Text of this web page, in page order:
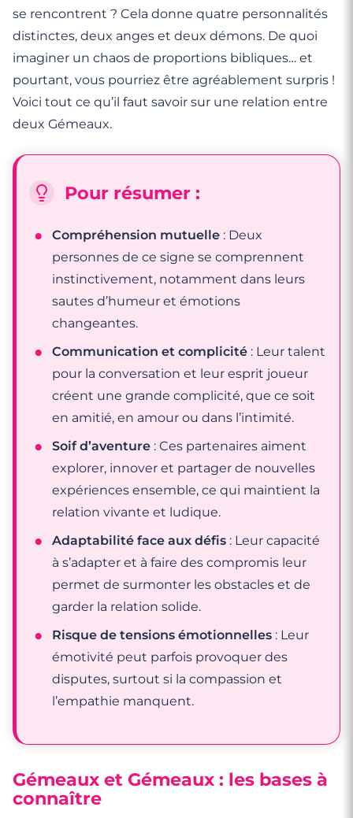
se rencontrent ? Cela donne quatre personnalités
distinctes, deux anges et deux démons. De quoi
imaginer un chaos de proportions bibliques… et
pourtant, vous pourriez être agréablement surpris !
Voici tout ce qu’il faut savoir sur une relation entre
deux Gémeaux.
Pour résumer :
Compréhension mutuelle: Deux
personnes de ce signe se comprennent
instinctivement, notamment dans leurs
sautes d’humeur et émotions
changeantes.
Communication et complicité: Leur talent
pour la conversation et leur esprit joueur
créent une grande complicité, que ce soit
en amitié, en amour ou dans l’intimité.
Soif d’aventure: Ces partenaires aiment
explorer, innover et partager de nouvelles
expériences ensemble, ce qui maintient la
relation vivante et ludique.
Adaptabilité face aux défis: Leur capacité
à s’adapter et à faire des compromis leur
permet de surmonter les obstacles et de
garder la relation solide.
Risque de tensions émotionnelles: Leur
émotivité peut parfois provoquer des
disputes, surtout si la compassion et
l’empathie manquent.
Gémeaux et Gémeaux : les bases à
connaître